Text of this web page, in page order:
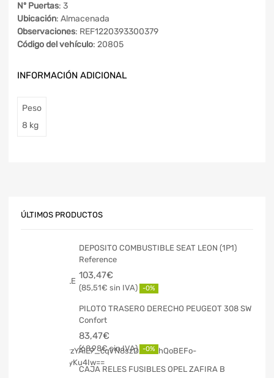
Nº Puertas: 3
Ubicación: Almacenada
Observaciones: REF1220393300379
Código del vehículo: 20805
INFORMACIÓN ADICIONAL
Peso
8 kg
ÚLTIMOS PRODUCTOS
DEPOSITO COMBUSTIBLE SEAT LEON (1P1)
Reference
103,47€
85,51€ -0%
PILOTO TRASERO DERECHO PEUGEOT 308 SW
Confort
83,47€
68,98€ -0%
CAJA RELES FUSIBLES OPEL ZAFIRA B